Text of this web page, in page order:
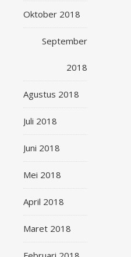
Oktober 2018
September
2018
Agustus 2018
Juli 2018
Juni 2018
Mei 2018
April 2018
Maret 2018